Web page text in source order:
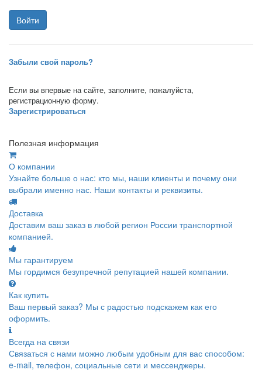
Забыли свой пароль?
Если вы впервые на сайте, заполните, пожалуйста,
регистрационную форму.
Зарегистрироваться
Полезная информация
О компании
Узнайте больше о нас: кто мы, наши клиенты и почему они
выбрали именно нас. Наши контакты и реквизиты.
Доставка
Доставим ваш заказ в любой регион России транспортной
компанией.
Мы гарантируем
Мы гордимся безупречной репутацией нашей компании.
Как купить
Ваш первый заказ? Мы с радостью подскажем как его
оформить.
Всегда на связи
Связаться с нами можно любым удобным для вас способом:
e-mail, телефон, социальные сети и мессенджеры.